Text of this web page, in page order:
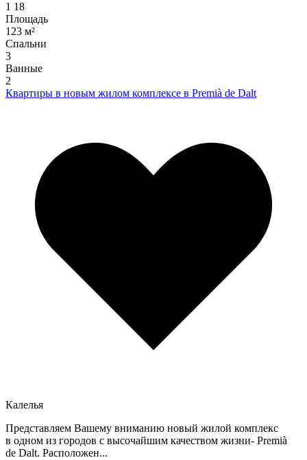
1 18
Площадь
123 м²
Спальни
3
Ванные
2
Квартиры в новым жилом комплексе в Premià de Dalt
Калелья
Представляем Вашему вниманию новый жилой комплекс
в одном из городов с высочайшим качеством жизни- Premià
de Dalt. Расположен...